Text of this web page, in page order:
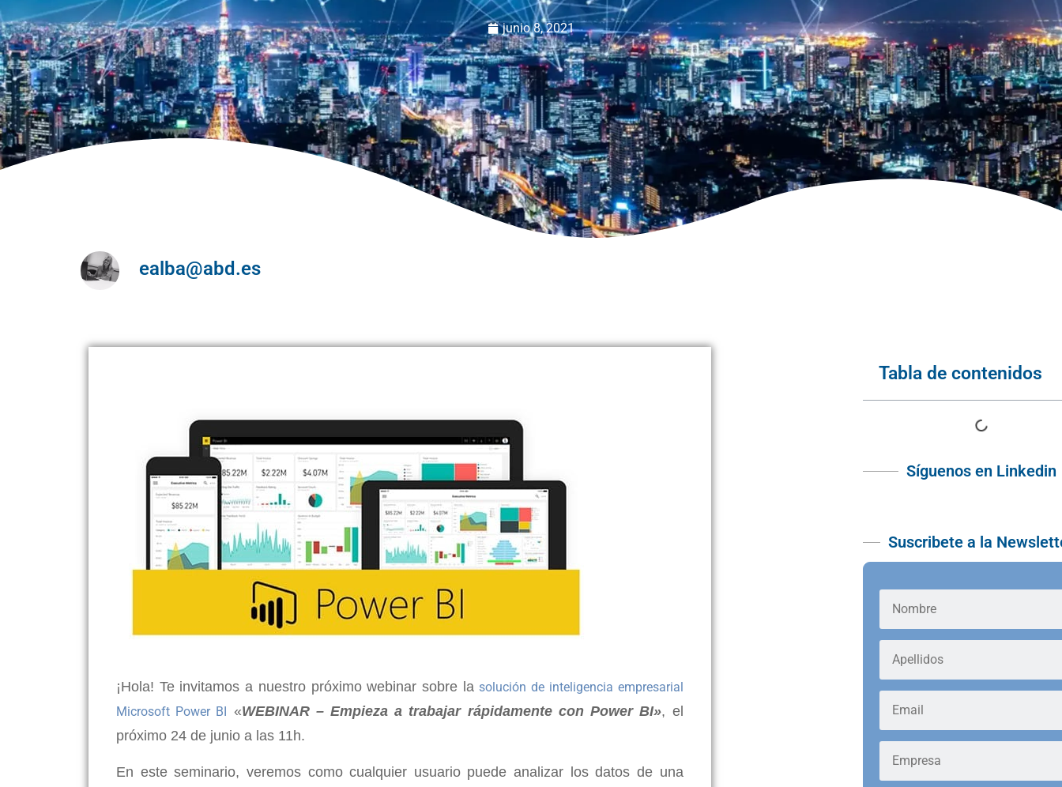
junio 8, 2021
ealba@abd.es
¡Hola! Te invitamos a nuestro próximo webinar sobre lasolución de inteligencia empresarial
Microsoft Power BI
«WEBINAR – Empieza a trabajar rápidamente con Power BI», el
próximo 24 de junio a las 11h.
En este seminario, veremos como cualquier usuario puede analizar los datos de una
Tabla de contenidos
Síguenos en Linkedin
Suscribete a la